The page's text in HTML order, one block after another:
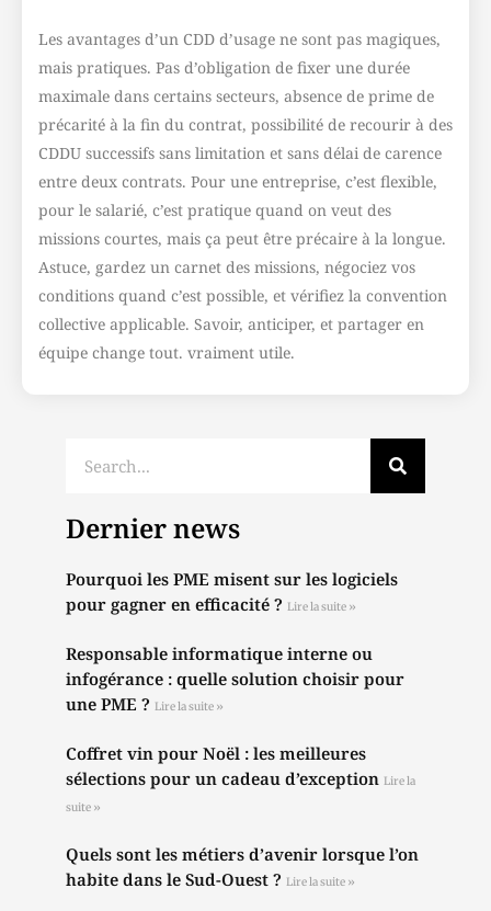
Les avantages d’un CDD d’usage ne sont pas magiques,
mais pratiques. Pas d’obligation de fixer une durée
maximale dans certains secteurs, absence de prime de
précarité à la fin du contrat, possibilité de recourir à des
CDDU successifs sans limitation et sans délai de carence
entre deux contrats. Pour une entreprise, c’est flexible,
pour le salarié, c’est pratique quand on veut des
missions courtes, mais ça peut être précaire à la longue.
Astuce, gardez un carnet des missions, négociez vos
conditions quand c’est possible, et vérifiez la convention
collective applicable. Savoir, anticiper, et partager en
équipe change tout. vraiment utile.
Dernier news
Pourquoi les PME misent sur les logiciels
pour gagner en efficacité ? Lire la suite »
Responsable informatique interne ou
infogérance : quelle solution choisir pour
une PME ? Lire la suite »
Coffret vin pour Noël : les meilleures
sélections pour un cadeau d’exception Lire la
suite »
Quels sont les métiers d’avenir lorsque l’on
habite dans le Sud-Ouest ? Lire la suite »